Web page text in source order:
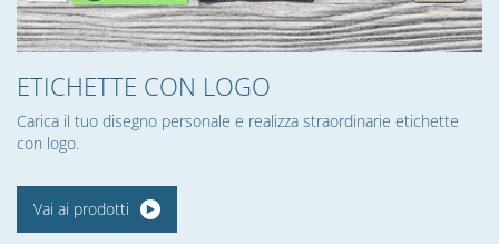
ETICHETTE CON LOGO
Carica il tuo disegno personale e realizza straordinarie etichette
con logo.
Vai ai prodotti